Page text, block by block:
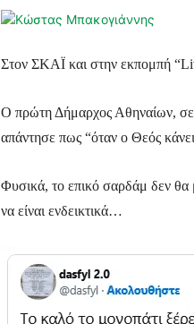
Στον ΣΚΑΪ και στην εκπομπή
Ο πρώτη Δήμαρχος Αθηναίων, σε
απάντησε πως “όταν ο Θεός
Φυσικά, το επικό σαρδάμ δεν θα
να είναι ενδεικτικά…